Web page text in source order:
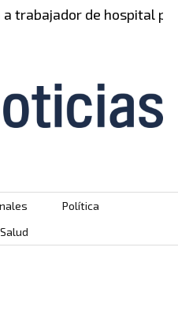
de hospital por
Política
Salud